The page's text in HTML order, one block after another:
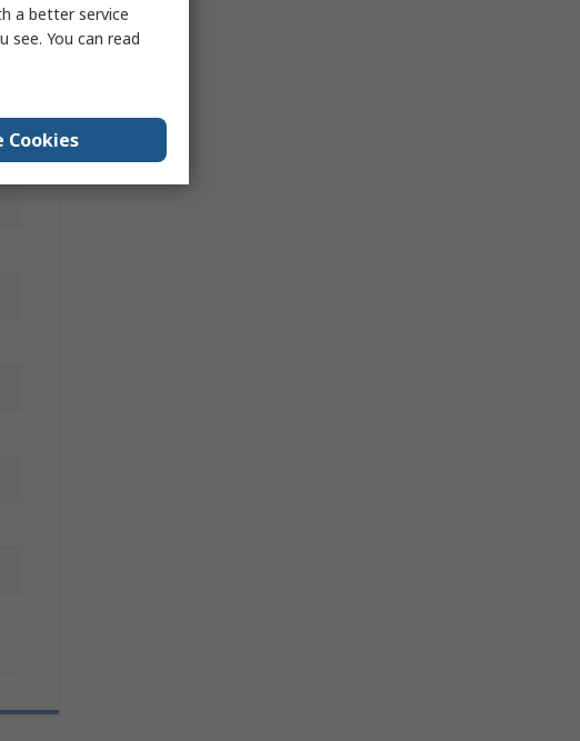
a better service
see. You can read
Cookies